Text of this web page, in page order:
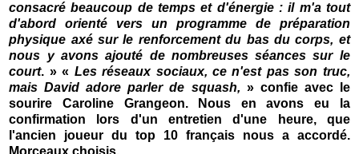
consacré beaucoup de temps et d'énergie : il m'a tout
d'abord orienté vers un programme de préparation
physique axé sur le renforcement du bas du corps, et
nous y avons ajouté de nombreuses séances sur le
court. » « Les réseaux sociaux, ce n'est pas son truc,
mais David adore parler de squash, » confie avec le
sourire Caroline Grangeon. Nous en avons eu la
confirmation lors d'un entretien d'une heure, que
l'ancien joueur du top 10 français nous a accordé.